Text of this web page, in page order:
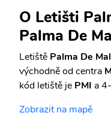
O Letišti
Palma De
Letiště Palma De
východně od centra
kód letiště je PMI a
Zobrazit na mapě